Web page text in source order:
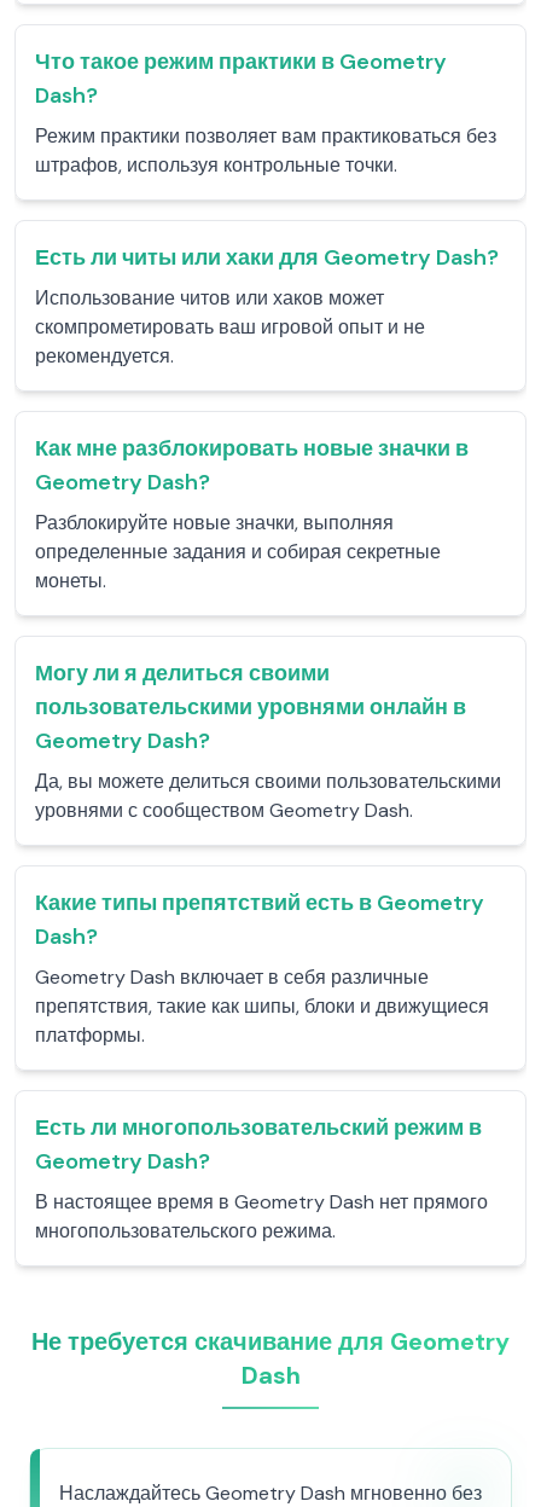
Что такое режим практики в Geometry
Dash?
Режим практики позволяет вам практиковаться без
штрафов, используя контрольные точки.
Есть ли читы или хаки для Geometry Dash?
Использование читов или хаков может
скомпрометировать ваш игровой опыт и не
рекомендуется.
Как мне разблокировать новые значки в
Geometry Dash?
Разблокируйте новые значки, выполняя
определенные задания и собирая секретные
монеты.
Могу ли я делиться своими
пользовательскими уровнями онлайн в
Geometry Dash?
Да, вы можете делиться своими пользовательскими
уровнями с сообществом Geometry Dash.
Какие типы препятствий есть в Geometry
Dash?
Geometry Dash включает в себя различные
препятствия, такие как шипы, блоки и движущиеся
платформы.
Есть ли многопользовательский режим в
Geometry Dash?
В настоящее время в Geometry Dash нет прямого
многопользовательского режима.
Не требуется скачивание для Geometry
Dash
Наслаждайтесь Geometry Dash мгновенно без